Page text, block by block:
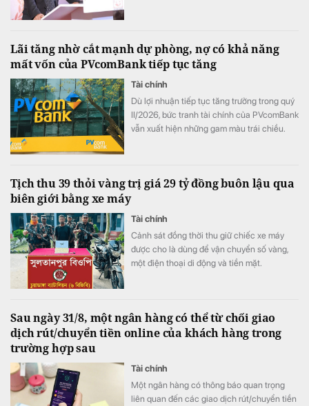
Lãi tăng nhờ cắt mạnh dự phòng, nợ có khả năng
mất vốn của PVcomBank tiếp tục tăng
Tài chính
Dù lợi nhuận tiếp tục tăng trưởng trong quý
II/2026, bức tranh tài chính của PVcomBank
vẫn xuất hiện những gam màu trái chiều.
có khả năng mất vốn (nợ nhóm 5) tiếp tục
tăng gần 20%, lên sát 3.900 tỷ đồng.
Tịch thu 39 thỏi vàng trị giá 29 tỷ đồng buôn lậu qua
biên giới bằng xe máy
Tài chính
Cảnh sát đồng thời thu giữ chiếc xe máy
được cho là dùng để vận chuyển số vàng,
một điện thoại di động và tiền mặt.
Sau ngày 31/8, một ngân hàng có thể từ chối giao
dịch rút/chuyển tiền online của khách hàng trong
trường hợp sau
Tài chính
Một ngân hàng có thông báo quan trọng
liên quan đến các giao dịch rút/chuyển tiền